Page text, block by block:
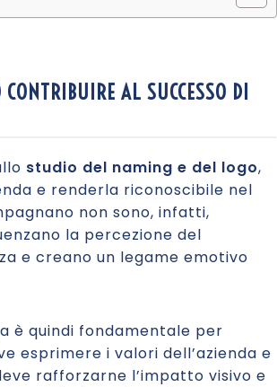
AL SUCCESSO DI
studio del naming e del logo,
e renderla riconoscibile nel
non sono, infatti,
la percezione del
e creano un legame emotivo
è quindi fondamentale per
esprimere i valori dell’azienda e
rafforzarne l’impatto visivo e